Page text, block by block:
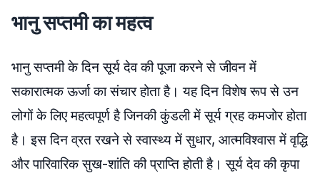
भानु सप्तमी का महत्व
भानु सप्तमी के दिन सूर्य देव की पूजा करने से जीवन में
सकारात्मक ऊर्जा का संचार होता है। यह दिन विशेष रूप से उन
लोगों के लिए महत्वपूर्ण है जिनकी कुंडली में सूर्य ग्रह कमजोर होता
है। इस दिन व्रत रखने से स्वास्थ्य में सुधार, आत्मविश्वास में वृद्धि
और पारिवारिक सुख-शांति की प्राप्ति होती है। सूर्य देव की कृपा